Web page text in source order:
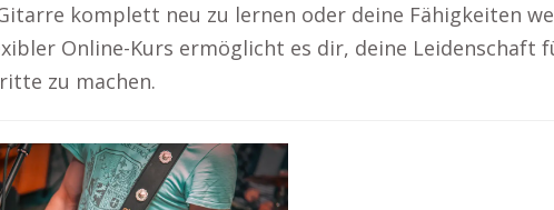
komplett neu zu lernen oder deine Fähigkeiten
Online-Kurs ermöglicht es dir, deine Leidenschaft
zu machen.